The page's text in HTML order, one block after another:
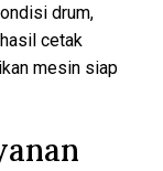
drum,
cetak
mesin siap